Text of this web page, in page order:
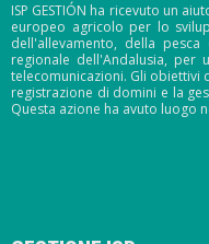
ISP GESTIÓN ha ricevuto un
europeo agricolo per lo
dell'allevamento, della
regionale dell'Andalusia,
telecomunicazioni. Gli obiettivi
registrazione di domini e la
Questa azione ha avuto luogo